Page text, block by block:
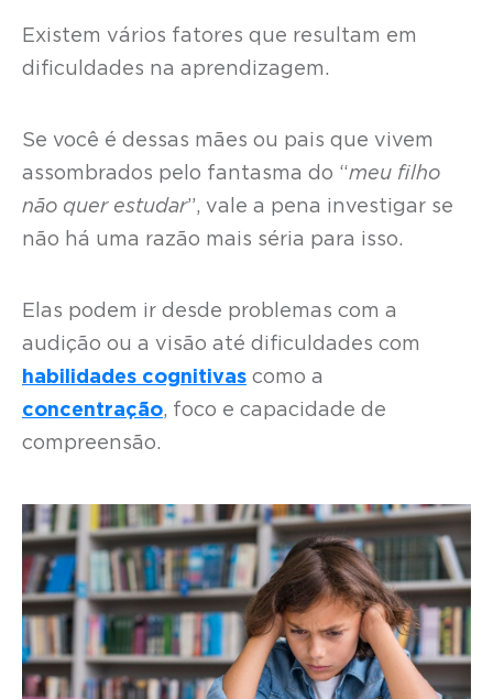
Existem vários fatores que resultam em
dificuldades na aprendizagem.
Se você é dessas mães ou pais que vivem
assombrados pelo fantasma do “meu filho
não quer estudar”, vale a pena investigar se
não há uma razão mais séria para isso.
Elas podem ir desde problemas com a
audição ou a visão até dificuldades com
habilidades cognitivas como a
concentração, foco e capacidade de
compreensão.